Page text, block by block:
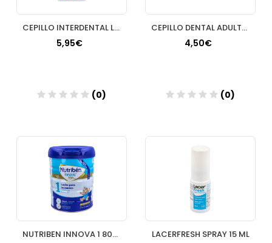
CEPILLO INTERDENTAL LACER ULTRAFINO
5,95€
(0)
Añadir
CEPILLO DENTAL ADULTO LACER FUERTE
4,50€
(0)
NUTRIBEN INNOVA 1 800 G LACERFRESH SPRAY 15 ML